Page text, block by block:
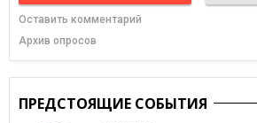
Оставить комментарий
Архив опросов
ПРЕДСТОЯЩИЕ СОБЫТИЯ